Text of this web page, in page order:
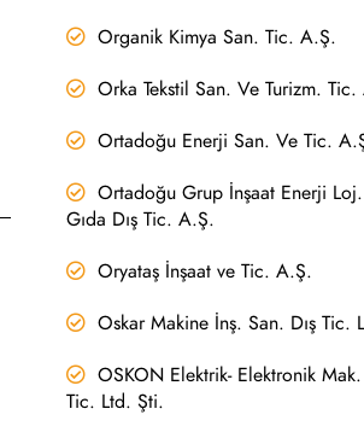
Organik Kimya San. Tic. A.Ş.
Orka Tekstil San. Ve Turizm.
Ortadoğu Enerji San. Ve Tic.
Ortadoğu Grup İnşaat Enerji Loj.
Gıda Dış Tic. A.Ş.
Oryataş İnşaat ve Tic. A.Ş.
Oskar Makine İnş. San. Dış Tic.
OSKON Elektrik- Elektronik
Tic. Ltd. Şti.